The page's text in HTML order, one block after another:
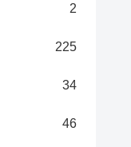
2
225
34
46